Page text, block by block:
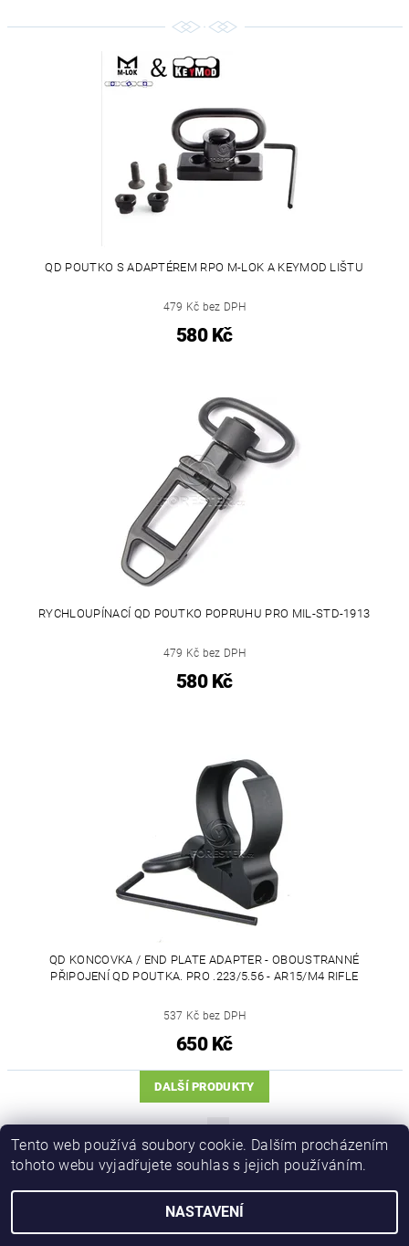
QD POUTKO S ADAPTÉREM RPO M-LOK A KEYMOD LIŠTU
479 Kč bez DPH
580 Kč
RYCHLOUPÍNACÍ QD POUTKO POPRUHU PRO MIL-STD-1913
479 Kč bez DPH
580 Kč
QD KONCOVKA / END PLATE ADAPTER - OBOUSTRANNÉ
PŘIPOJENÍ QD POUTKA. PRO .223/5.56 - AR15/M4 RIFLE
537 Kč bez DPH
650 Kč
DALŠÍ PRODUKTY
2026 © iforester.cz, všechna práva vyhrazenaUpravit nastavení cookies
Tento web používá soubory cookie. Dalším procházením
tohoto webu vyjadřujete souhlas s jejich používáním.
NASTAVENÍ